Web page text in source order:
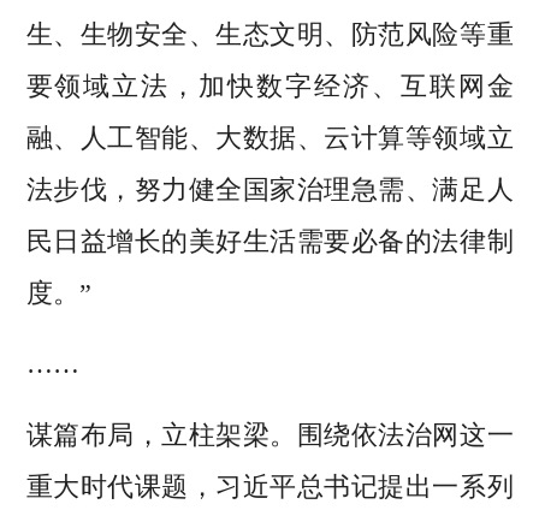
生、生物安全、生态文明、防范风险等重
要领域立法，加快数字经济、互联网金
融、人工智能、大数据、云计算等领域立
法步伐，努力健全国家治理急需、满足人
民日益增长的美好生活需要必备的法律制
度。”
……
谋篇布局，立柱架梁。围绕依法治网这一
重大时代课题，习近平总书记提出一系列